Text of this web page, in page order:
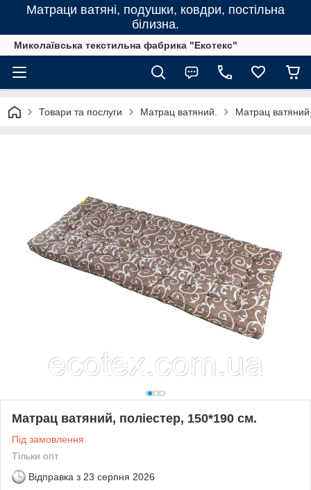
Матраци ватяні, подушки, ковдри, постільна
білизна.
Миколаївська текстильна фабрика "Екотекс"
Товари та послуги Матрац ватяний. Матрац
Матрац ватяний, поліестер, 150*190 см.
Під замовлення
Тільки опт
Відправка з 23 серпня 2026